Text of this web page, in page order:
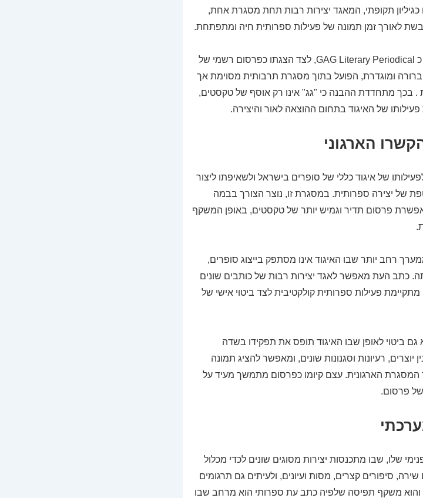
תקופתי, המאגד יצירות רבות תחת מסגרת אחת,
לאורך זמן תמונה של פעילות ספרותית חיה ומתפתחת.
העובדה שכתב העת מופיע בשמו גם באנגלית כ GAG Literary Periodical, לצד הצגתו כפרסום רשמי של
ומוגדרת, הפועל בתוך מסגרת תרבותית מסוימת אך
בכך מתחדדת ההבנה כי "גג" אינו רק אוסף של טקסטים,
של האיגוד בתחום ההוצאה לאור והיצירה.
הארגוני
של איגוד כללי של סופרים בישראל ולשאיפתו ליצור
יצירה ספרותית. במסגרת זו, נוצר הצורך בבמה
פרסום תדיר וגמיש יותר של טקסטים, באופן המשקף
רחב יותר שבו האיגוד אינו מסתפק בייצוג סופרים,
כתב העת מאפשר לאגד יצירות רבות של כותבים שונים
פעילות ספרותית קולקטיבית לצד ביטוי אישי של
ביטוי לאופן שבו האיגוד תופס את תפקידו בשדה
רעיונות וסגנונות שונים, ומאפשר להציג תמונה
הארגונית. עצם קיומו כפרסום מתמשך מעיד על
של פרסום.
שלו, שבו מתכנסות יצירות מסוגים שונים לכדי מכלול
סיפורים קצרים, מסות ועיונים, ולעיתים גם תרגומים
והוא משקף תפיסה שלפיה כתב עת ספרותי הוא מרחב שבו